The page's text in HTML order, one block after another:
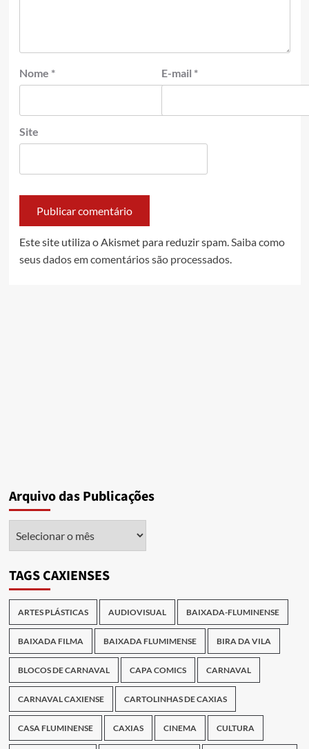
Nome * E-mail *
Site
Este site utiliza o Akismet para reduzir spam.Saiba como
seus dados em comentários são processados.
Arquivo das Publicações
TAGS CAXIENSES
ARTES PLÁSTICAS AUDIOVISUAL BAIXADA-FLUMINENSE
BAIXADA FILMA BAIXADA FLUMIMENSE BIRA DA VILA
BLOCOS DE CARNAVAL CAPA COMICS CARNAVAL
CARNAVAL CAXIENSE CARTOLINHAS DE CAXIAS
CASA FLUMINENSE CAXIAS CINEMA CULTURA